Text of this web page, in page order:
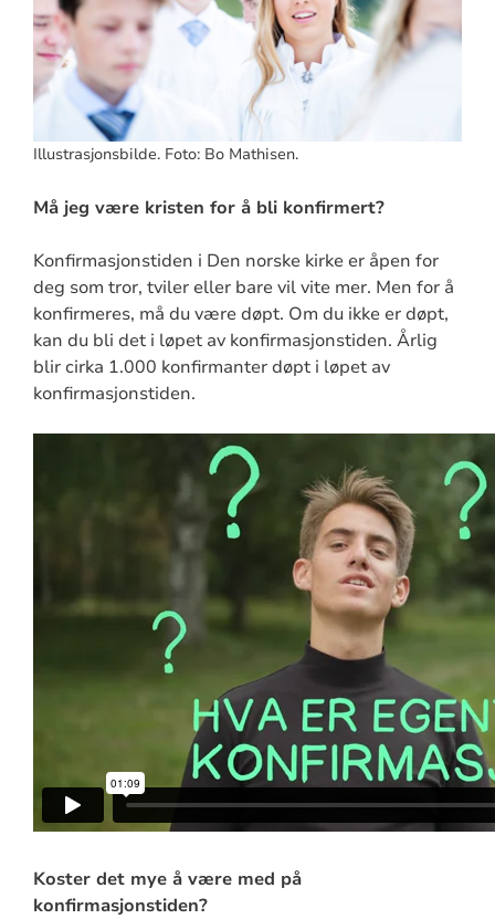
Illustrasjonsbilde. Foto: Bo Mathisen.
Må jeg være kristen for å bli konfirmert?
Konfirmasjonstiden i Den norske kirke er åpen for
deg som tror, tviler eller bare vil vite mer. Men for å
konfirmeres, må du være døpt. Om du ikke er døpt,
kan du bli det i løpet av konfirmasjonstiden. Årlig
blir cirka 1.000 konfirmanter døpt i løpet av
konfirmasjonstiden.
Koster det mye å være med på
konfirmasjonstiden?